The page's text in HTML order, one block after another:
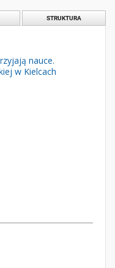
STRUKTURA
nauce.
w Kielcach